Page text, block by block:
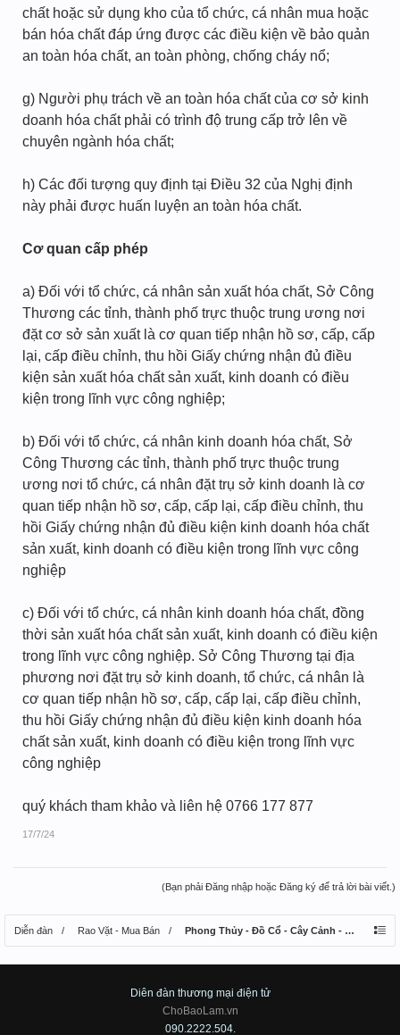
chất hoặc sử dụng kho của tổ chức, cá nhân mua hoặc
bán hóa chất đáp ứng được các điều kiện về bảo quản
an toàn hóa chất, an toàn phòng, chống cháy nổ;
g) Người phụ trách về an toàn hóa chất của cơ sở kinh
doanh hóa chất phải có trình độ trung cấp trở lên về
chuyên ngành hóa chất;
h) Các đối tượng quy định tại Điều 32 của Nghị định
này phải được huấn luyện an toàn hóa chất.
Cơ quan cấp phép
a) Đối với tổ chức, cá nhân sản xuất hóa chất, Sở Công
Thương các tỉnh, thành phố trực thuộc trung ương nơi
đặt cơ sở sản xuất là cơ quan tiếp nhận hồ sơ, cấp, cấp
lại, cấp điều chỉnh, thu hồi Giấy chứng nhận đủ điều
kiện sản xuất hóa chất sản xuất, kinh doanh có điều
kiện trong lĩnh vực công nghiệp;
b) Đối với tổ chức, cá nhân kinh doanh hóa chất, Sở
Công Thương các tỉnh, thành phố trực thuộc trung
ương nơi tổ chức, cá nhân đặt trụ sở kinh doanh là cơ
quan tiếp nhận hồ sơ, cấp, cấp lại, cấp điều chỉnh, thu
hồi Giấy chứng nhận đủ điều kiện kinh doanh hóa chất
sản xuất, kinh doanh có điều kiện trong lĩnh vực công
nghiệp
c) Đối với tổ chức, cá nhân kinh doanh hóa chất, đồng
thời sản xuất hóa chất sản xuất, kinh doanh có điều kiện
trong lĩnh vực công nghiệp. Sở Công Thương tại địa
phương nơi đặt trụ sở kinh doanh, tổ chức, cá nhân là
cơ quan tiếp nhận hồ sơ, cấp, cấp lại, cấp điều chỉnh,
thu hồi Giấy chứng nhận đủ điều kiện kinh doanh hóa
chất sản xuất, kinh doanh có điều kiện trong lĩnh vực
công nghiệp
quý khách tham khảo và liên hệ 0766 177 877
17/7/24
(Bạn phải Đăng nhập hoặc Đăng ký để trả lời bài viết.)
Diễn đàn Rao Vặt - Mua Bán Phong Thủy - Đồ Cổ - Cây Cảnh - Thú Nuôi
Diên đàn thương mại điện tử
ChoBaoLam.vn
090.2222.504.